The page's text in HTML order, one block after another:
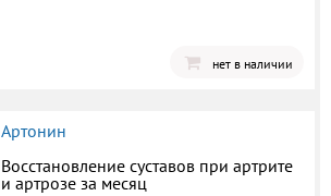
нет в наличии
Артонин
Восстановление суставов при артрите
и артрозе за месяц